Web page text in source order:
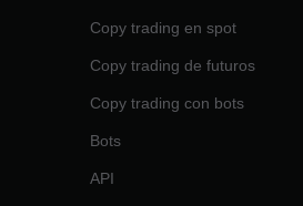
Copy trading en spot
Copy trading de futuros
Copy trading con bots
Bots
API